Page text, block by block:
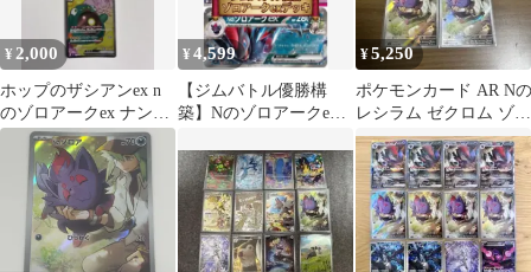
¥ 2,000
ホップのザシアンex n
のゾロアークex ナンジ
ャモのハラバリーex
¥4,599
【ジムバトル優勝構
築】Nのゾロアークex
¥5,250
ポケモンカード AR Nの
レシラム ゼクロム ゾロ
ア 4枚セット